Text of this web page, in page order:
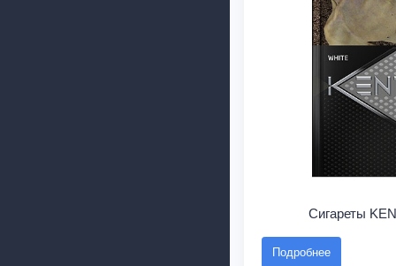
Сигареты
Подробнее